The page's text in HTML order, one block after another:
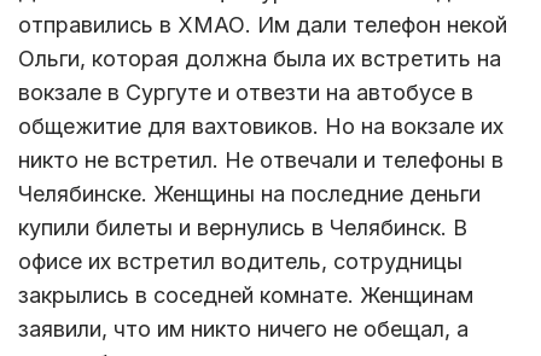
отправились в ХМАО. Им дали телефон некой
Ольги, которая должна была их встретить на
вокзале в Сургуте и отвезти на автобусе в
общежитие для вахтовиков. Но на вокзале их
никто не встретил. Не отвечали и телефоны в
Челябинске. Женщины на последние деньги
купили билеты и вернулись в Челябинск. В
офисе их встретил водитель, сотрудницы
закрылись в соседней комнате. Женщинам
заявили, что им никто ничего не обещал, а